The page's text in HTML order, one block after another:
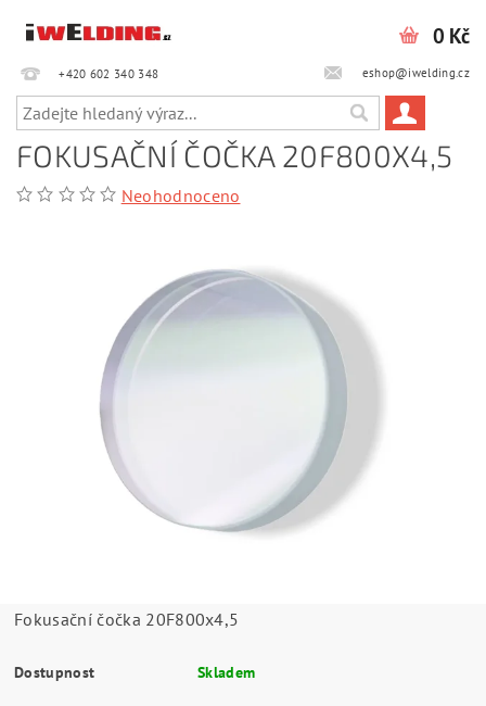
+420 602 340 348‎‎ eshop@iwelding.cz
0 Kč
FOKUSAČNÍ ČOČKA 20F800X4,5
Neohodnoceno
Fokusační čočka 20F800x4,5
Dostupnost Skladem